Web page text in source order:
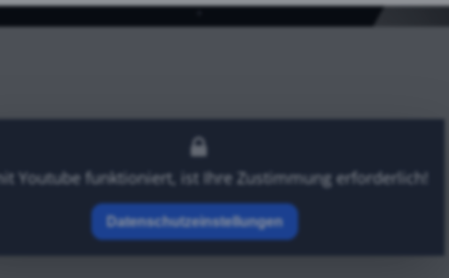
Youtube funktioniert, ist Ihre Zustimmung erforderlich!
Datenschutzeinstellungen